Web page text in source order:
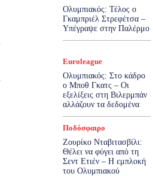
Ολυμπιακός: Τέλος ο
Γκαμπριέλ Στρεφέτσα –
Υπέγραψε στην Παλέρμο
Euroleague
Ολυμπιακός: Στο κάδρο
ο Μποθ Γκατς – Οι
εξελίξεις στη Βιλερμπάν
αλλάζουν τα δεδομένα
Ποδόσφαιρο
Ζουρίκο Νταβιτασβίλι:
Θέλει να φύγει από τη
Σεντ Ετιέν – Η εμπλοκή
του Ολυμπιακού